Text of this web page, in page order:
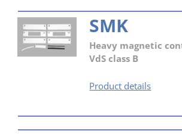
SMK
Heavy magnetic
VdS class B
Product detailsSMK